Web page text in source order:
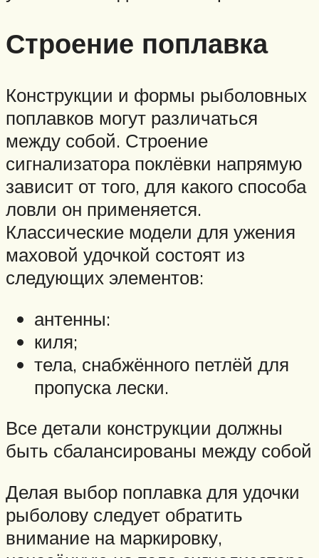
Строение поплавка
Конструкции и формы рыболовных
поплавков могут различаться
между собой. Строение
сигнализатора поклёвки напрямую
зависит от того, для какого способа
ловли он применяется.
Классические модели для ужения
маховой удочкой состоят из
следующих элементов:
антенны:
киля;
тела, снабжённого петлёй для
пропуска лески.
Все детали конструкции должны
быть сбалансированы между собой
Делая выбор поплавка для удочки
рыболову следует обратить
внимание на маркировку,